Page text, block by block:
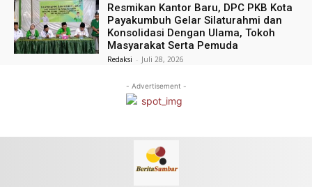
Resmikan Kantor Baru, DPC PKB Kota
Payakumbuh Gelar Silaturahmi dan
Konsolidasi Dengan Ulama, Tokoh
Masyarakat Serta Pemuda
Redaksi - Juli 28, 2026
- Advertisement -